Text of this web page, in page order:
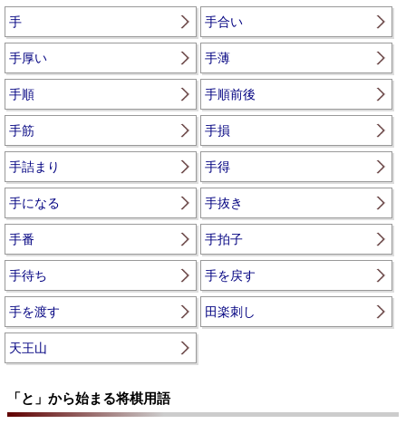
手 手合い
手厚い 手薄
手順 手順前後
手筋 手損
手詰まり 手得
手になる 手抜き
手番 手拍子
手待ち 手を戻す
手を渡す 田楽刺し
天王山
「と」から始まる将棋用語